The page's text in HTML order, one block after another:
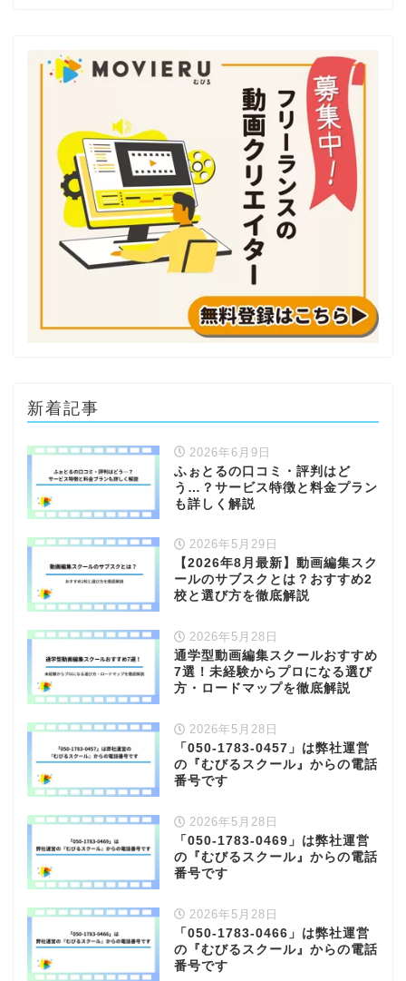
新着記事
2026年6月9日
ふぉとるの口コミ・評判はど
う…？サービス特徴と料金プラン
も詳しく解説
2026年5月29日
【2026年8月最新】動画編集スク
ールのサブスクとは？おすすめ2
校と選び方を徹底解説
2026年5月28日
通学型動画編集スクールおすすめ
7選！未経験からプロになる選び
方・ロードマップを徹底解説
2026年5月28日
「050-1783-0457」は弊社運営
の『むびるスクール』からの電話
番号です
2026年5月28日
「050-1783-0469」は弊社運営
の『むびるスクール』からの電話
番号です
2026年5月28日
「050-1783-0466」は弊社運営
の『むびるスクール』からの電話
番号です